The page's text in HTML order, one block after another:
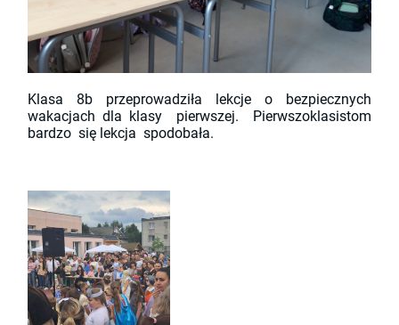
Klasa 8b przeprowadziła lekcje o bezpiecznych
wakacjach dla klasy pierwszej. Pierwszoklasistom
bardzo się lekcja spodobała.